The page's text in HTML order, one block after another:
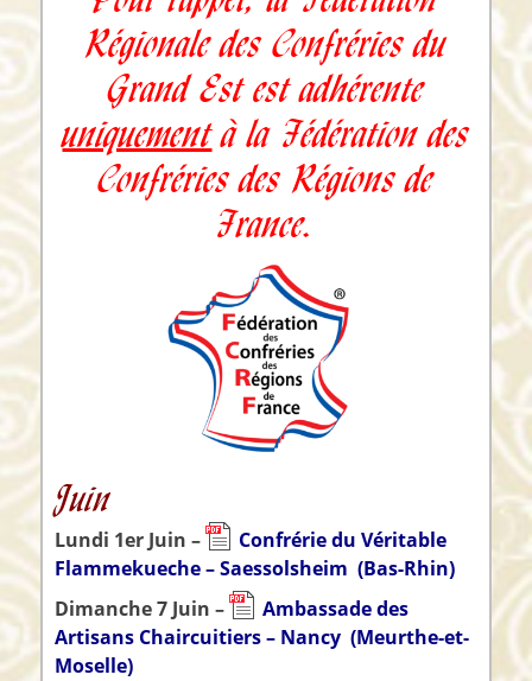
Régionale des Confréries du
Grand Est est adhérente
uniquementà la Fédération des
Confréries des Régions de
France.
Juin
Lundi 1er Juin –
Confrérie du Véritable
Flammekueche – Saessolsheim (Bas-Rhin)
Dimanche 7 Juin –
Ambassade des
Artisans Chaircuitiers – Nancy (Meurthe-et-
Moselle)